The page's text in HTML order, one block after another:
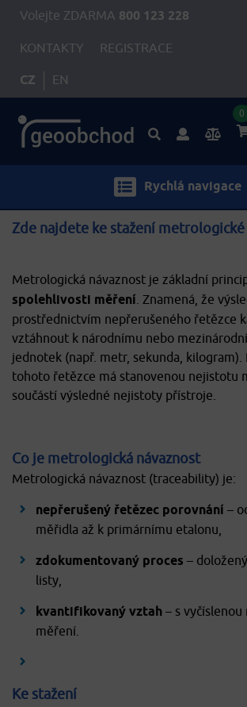
Volejte ZDARMA 800 123 228
KONTAKTY REGISTRACE
CZ EN
0
Rychlá navigace
Zde najdete ke stažení metrologické
Metrologická návaznost je základní
spolehlivosti měření. Znamená, že
prostřednictvím nepřerušeného řetězce
vztáhnout k národnímu nebo
jednotek (např. metr, sekunda, kilogram).
tohoto řetězce má stanovenou nejistotu
součástí výsledné nejistoty přístroje.
Co je metrologická návaznost
Metrologická návaznost (traceability) je:
nepřerušený řetězec porovnání –
měřidla až k primárnímu etalonu,
zdokumentovaný proces –
listy,
kvantifikovaný vztah – s
měření.
Ke stažení